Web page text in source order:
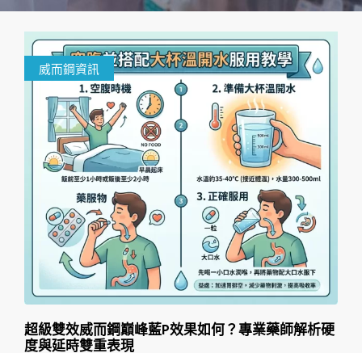
威而鋼資訊
超級雙效威而鋼巔峰藍P效果如何？專業藥師解析硬
度與延時雙重表現